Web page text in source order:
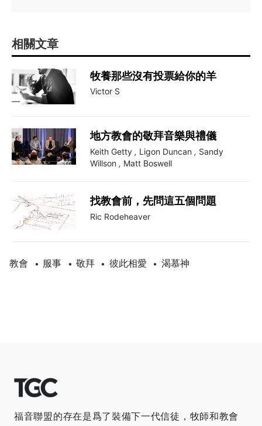
相關文章
牧養那些沒有投票給你的羊
Victor S
地方教會的敬拜音樂與禮儀
Keith Getty , Ligon Duncan , Sandy
Willson , Matt Boswell
找教會前，先問這五個問題
Ric Rodeheaver
教會 • 服事 • 敬拜 • 彼此相愛 • 渴慕神
福音聯盟的存在是爲了裝備下一代信徒，牧師和教會